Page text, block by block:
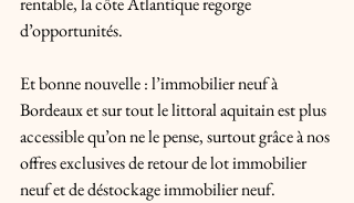
d’opportunités.
Et bonne nouvelle : l’immobilier neuf à
Bordeaux et sur tout le littoral aquitain est plus
accessible qu’on ne le pense, surtout grâce à nos
offres exclusives de retour de lot immobilier
neuf et de déstockage immobilier neuf.